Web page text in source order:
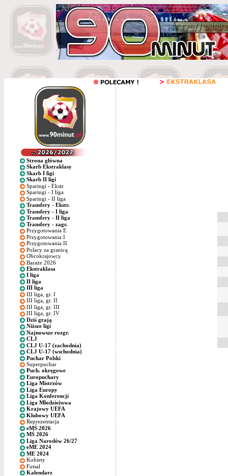
Strona główna
Skarb Ekstraklasy
Skarb I ligi
Skarb II ligi
Sparingi - Ekstr.
Sparingi - I liga
Sparingi - II liga
Transfery - Ekstr.
Transfery - I liga
Transfery - II liga
Transfery - zagr.
Przygotowania E
Przygotowania I
Przygotowania II
Polacy za granicą
Obcokrajowcy
Baraże 2026
Ekstraklasa
I liga
II liga
III liga
III liga, gr. I
III liga, gr. II
III liga, gr. III
III liga, gr. IV
Dziś grają
Niższe ligi
Najnowsze rozgr.
CLJ
CLJ U-17 (zachodnia)
CLJ U-17 (wschodnia)
Puchar Polski
Superpuchar
Puch. okręgowe
Europuchary
Liga Mistrzów
Liga Europy
Liga Konferencji
Liga Młodzieżowa
Krajowy UEFA
Klubowy UEFA
Reprezentacja
eMŚ 2026
MŚ 2026
Liga Narodów 26/27
eME 2024
ME 2024
Kobiety
Futsal
Kalendarz